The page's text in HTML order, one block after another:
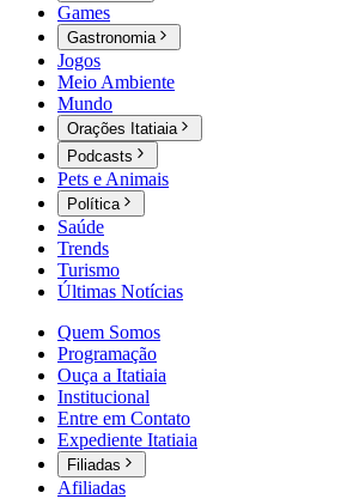
Games
Gastronomia
Jogos
Meio Ambiente
Mundo
Orações Itatiaia
Podcasts
Pets e Animais
Política
Saúde
Trends
Turismo
Últimas Notícias
Quem Somos
Programação
Ouça a Itatiaia
Institucional
Entre em Contato
Expediente Itatiaia
Filiadas
Afiliadas